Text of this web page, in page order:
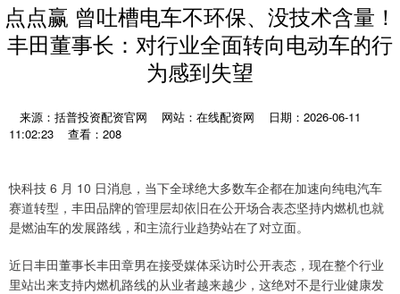
点点赢 曾吐槽电车不环保、没技术含量！
丰田董事长：对行业全面转向电动车的行
为感到失望
来源：括普投资配资官网 网站：在线配资网
日期：2026-06-11
11:02:23
查看：208
快科技 6 月 10 日消息，当下全球绝大多数车企都在加速向纯电汽车
赛道转型，丰田品牌的管理层却依旧在公开场合表态坚持内燃机也就
是燃油车的发展路线，和主流行业趋势站在了对立面。
近日丰田董事长丰田章男在接受媒体采访时公开表态，现在整个行业
里站出来支持内燃机路线的从业者越来越少，这绝对不是行业健康发